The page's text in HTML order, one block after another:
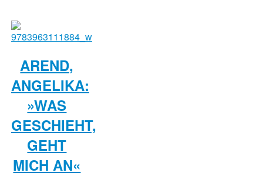
AREND,
ANGELIKA:
»WAS
GESCHIEHT,
GEHT
MICH AN«